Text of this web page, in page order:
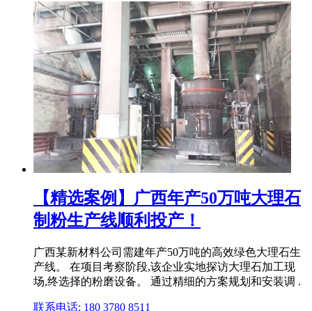
【精选案例】广西年产50万吨大理石
制粉生产线顺利投产！
广西某新材料公司需建年产50万吨的高效绿色大理石生
产线。 在项目考察阶段,该企业实地探访大理石加工现
场,终选择的粉磨设备。 通过精细的方案规划和安装调 .
联系电话: 180 3780 8511